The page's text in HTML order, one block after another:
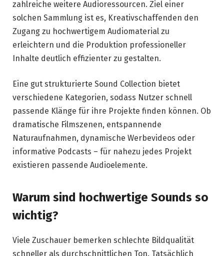
zahlreiche weitere Audioressourcen. Ziel einer
solchen Sammlung ist es, Kreativschaffenden den
Zugang zu hochwertigem Audiomaterial zu
erleichtern und die Produktion professioneller
Inhalte deutlich effizienter zu gestalten.
Eine gut strukturierte Sound Collection bietet
verschiedene Kategorien, sodass Nutzer schnell
passende Klänge für ihre Projekte finden können. Ob
dramatische Filmszenen, entspannende
Naturaufnahmen, dynamische Werbevideos oder
informative Podcasts – für nahezu jedes Projekt
existieren passende Audioelemente.
Warum sind hochwertige Sounds so
wichtig?
Viele Zuschauer bemerken schlechte Bildqualität
schneller als durchschnittlichen Ton. Tatsächlich